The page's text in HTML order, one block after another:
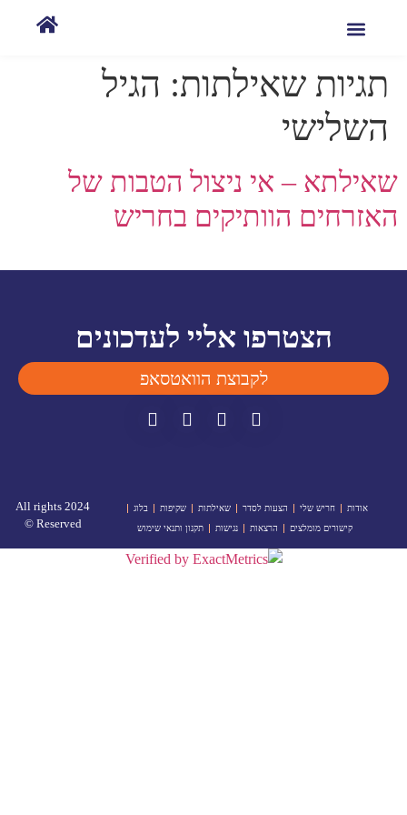
תגיות שאילתות: הגיל
השלישי
שאילתא – אי ניצול הטבות של
האזרחים הוותיקים בחריש
הצטרפו אליי לעדכונים
לקבוצת הוואטסאפ
אודות חריש שלי הצעות לסדר שאילתות שקיפות
בלוג
קישורים מומלצים
הרצאות נגישות תקנון ותנאי שימוש
2024 All rights
Reserved ©